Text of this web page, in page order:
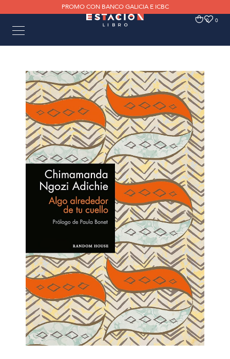
PROMO CON BANCO GALICIA E ICBC
0 0